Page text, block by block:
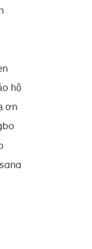
hộ
ơn